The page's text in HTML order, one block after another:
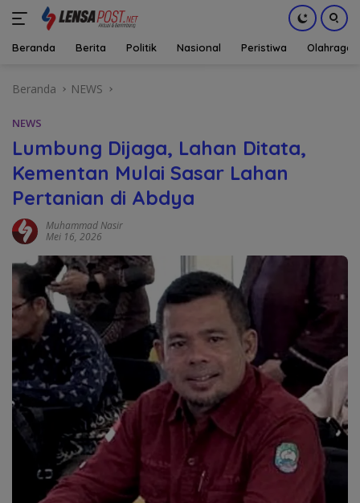
Beranda Berita Politik Nasional Peristiwa Olahraga
Beranda NEWS
NEWS
Lumbung Dijaga, Lahan Ditata,
Kementan Mulai Sasar Lahan
Pertanian di Abdya
Muhammad Nasir
Mei 16, 2026